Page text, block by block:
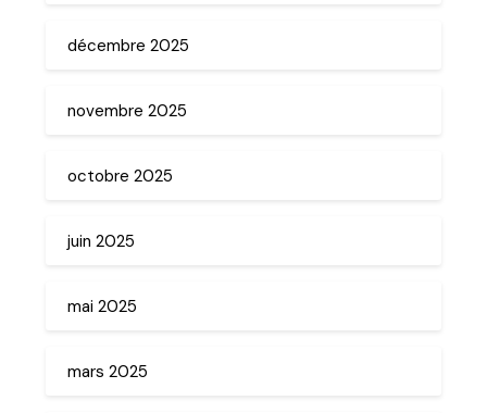
décembre 2025
novembre 2025
octobre 2025
juin 2025
mai 2025
mars 2025